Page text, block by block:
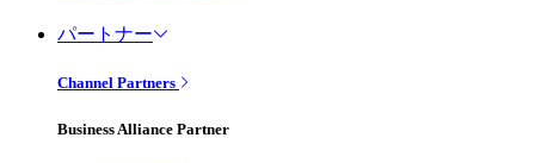
パートナー
Channel Partners
Business Alliance Partner